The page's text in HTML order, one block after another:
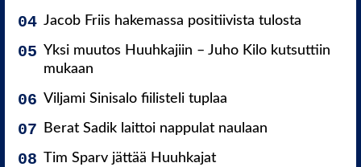
Jacob Friis hakemassa positiivista tulosta
Yksi muutos Huuhkajiin – Juho Kilo kutsuttiin
mukaan
Viljami Sinisalo fiilisteli tuplaa
Berat Sadik laittoi nappulat naulaan
Tim Sparv jättää Huuhkajat